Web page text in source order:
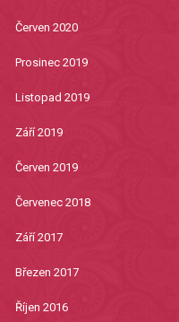
Červen 2020
Prosinec 2019
Listopad 2019
Září 2019
Červen 2019
Červenec 2018
Září 2017
Březen 2017
Říjen 2016